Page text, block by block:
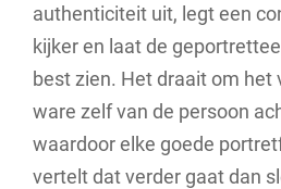
authenticiteit uit, legt een
kijker en laat de
best zien. Het draait om het
ware zelf van de persoon
waardoor elke goede
vertelt dat verder gaat dan